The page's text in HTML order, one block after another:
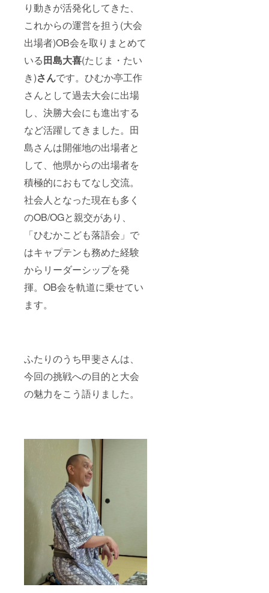
り動きが活発化してきた、
これからの運営を担う(大会
出場者)OB会を取りまとめて
いる田島大喜(たじま・たい
き)さんです。ひむか亭工作
さんとして過去大会に出場
し、決勝大会にも進出する
など活躍してきました。田
島さんは開催地の出場者と
して、他県からの出場者を
積極的におもてなし交流。
社会人となった現在も多く
のOB/OGと親交があり、
「ひむかこども落語会」で
はキャプテンも務めた経験
からリーダーシップを発
揮。OB会を軌道に乗せてい
ます。
ふたりのうち甲斐さんは、
今回の挑戦への目的と大会
の魅力をこう語りました。